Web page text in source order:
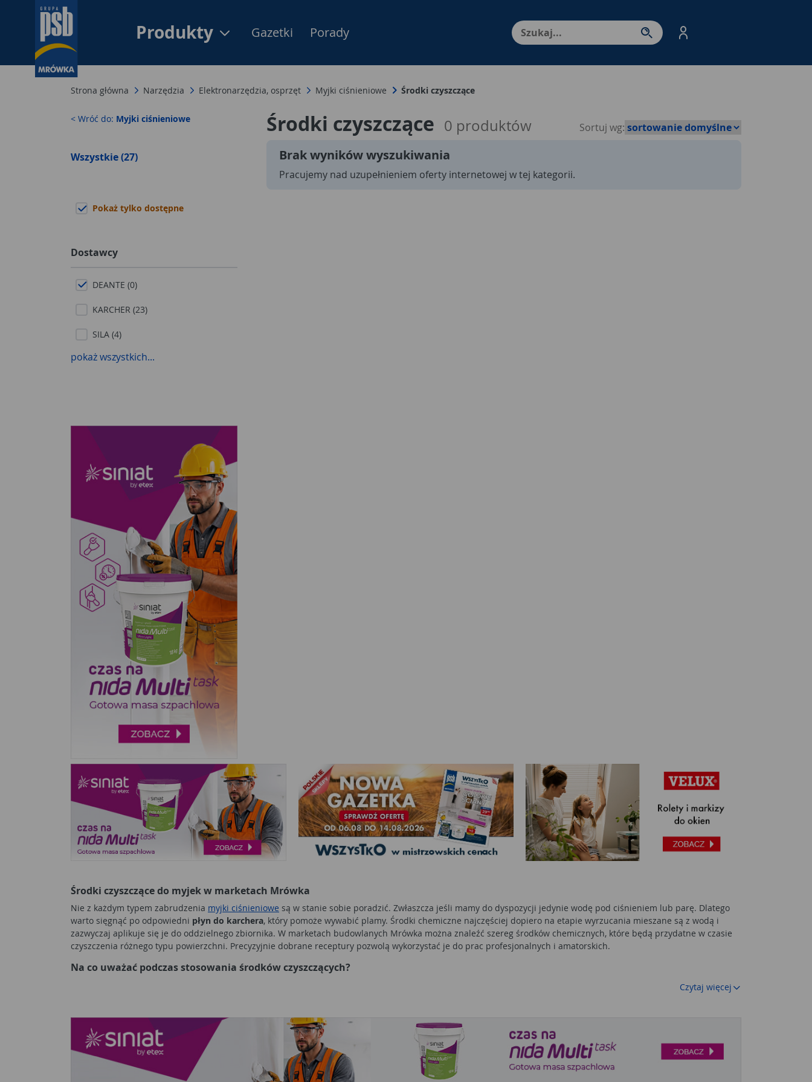
Produkty Menu Produktów, nawigacja: Enter - przejdź do strony produktów. Spacja – otwórz/
Gazetki Porady
Strona główna Narzędzia Elektronarzędzia, osprzęt Myjki ciśnieniowe Środki czyszczące
< Wróć do: Myjki ciśnieniowe
Wszystkie (27)
Pokaż tylko dostępne
Dostawcy
DEANTE (0)
KARCHER (23)
SILA (4)
pokaż wszystkich...
Środki czyszczące 0 produktów Sortuj wg:
Brak wyników wyszukiwania
Pracujemy nad uzupełnieniem oferty internetowej w tej kategorii.
Środki czyszczące do myjek w marketach Mrówka
Nie z każdym typem zabrudzenia myjki ciśnieniowe są w stanie sobie poradzić. Zwłaszcza jeśli mamy do dyspozycji jedynie wodę pod ciśnieniem lub parę. Dlatego
warto sięgnąć po odpowiedni płyn do karchera, który pomoże wywabić plamy. Środki chemiczne najczęściej dopiero na etapie wyrzucania mieszane są z wodą i
zazwyczaj aplikuje się je do oddzielnego zbiornika. W marketach budowlanych Mrówka można znaleźć szereg środków chemicznych, które będą przydatne w czasie
czyszczenia różnego typu powierzchni. Precyzyjnie dobrane receptury pozwolą wykorzystać je do prac profesjonalnych i amatorskich.
Na co uważać podczas stosowania środków czyszczących?
, warto dokładnie obejrzeć urządzenie. Część myjek ciśnieniowych nie ma dodatkowego zbiornika na chemię,
myjek to silne środki chemiczne o intensywnym działaniu. Warto o tym pamiętać nie tylko wybierając
aplikacji trzeba dokładnie dobrać proporcje płynów, co pozwoli zapobiec uszkodzeniu powierzchni czyszczonej oraz chronić zdrowie. W razie problemów ze sprzętem
można dobrać odpowiednie
akcesoria i części, które ułatwią pobieranie detergentów.
Rodzaje preparatów do czyszczenia
Czytaj więcej